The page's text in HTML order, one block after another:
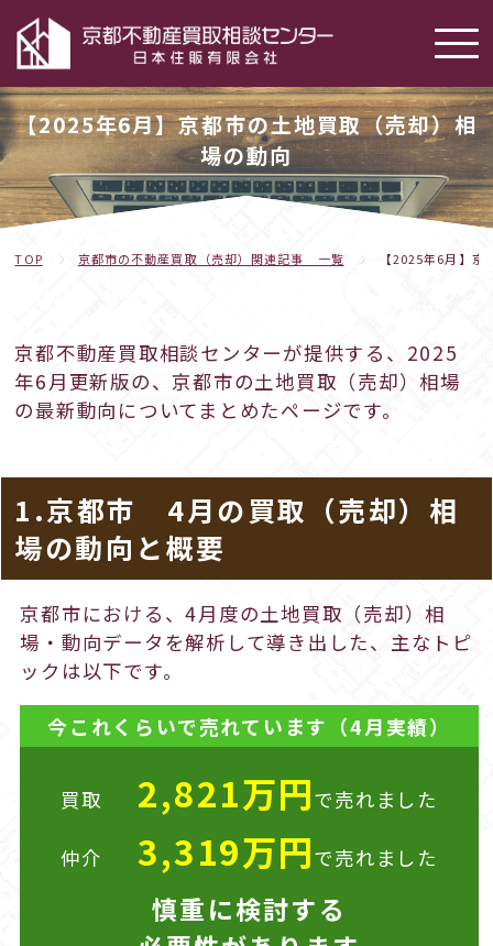
【2025年6月】京都市の土地買取（売却）相
場の動向
TOP 京都市の不動産買取（売却）関連記事 一覧 【2025年6月】
京都不動産買取相談センターが提供する、2025
年6月更新版の、京都市の土地買取（売却）相場
の最新動向についてまとめたページです。
1.京都市 4月の買取（売却）相
場の動向と概要
京都市における、4月度の土地買取（売却）相
場・動向データを解析して導き出した、主なトピ
ックは以下です。
今これくらいで売れています（4月実績）
買取 2,821万円で売れました
仲介 3,319万円で売れました
慎重に検討する